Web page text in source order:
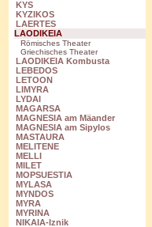
KYS
KYZIKOS
LAERTES
LAODIKEIA
Römisches Theater
Griechisches Theater
LAODIKEIA Kombusta
LEBEDOS
LETOON
LIMYRA
LYDAI
MAGARSA
MAGNESIA am Mäander
MAGNESIA am Sipylos
MASTAURA
MELITENE
MELLI
MILET
MOPSUESTIA
MYLASA
MYNDOS
MYRA
MYRINA
NIKAIA-Iznik